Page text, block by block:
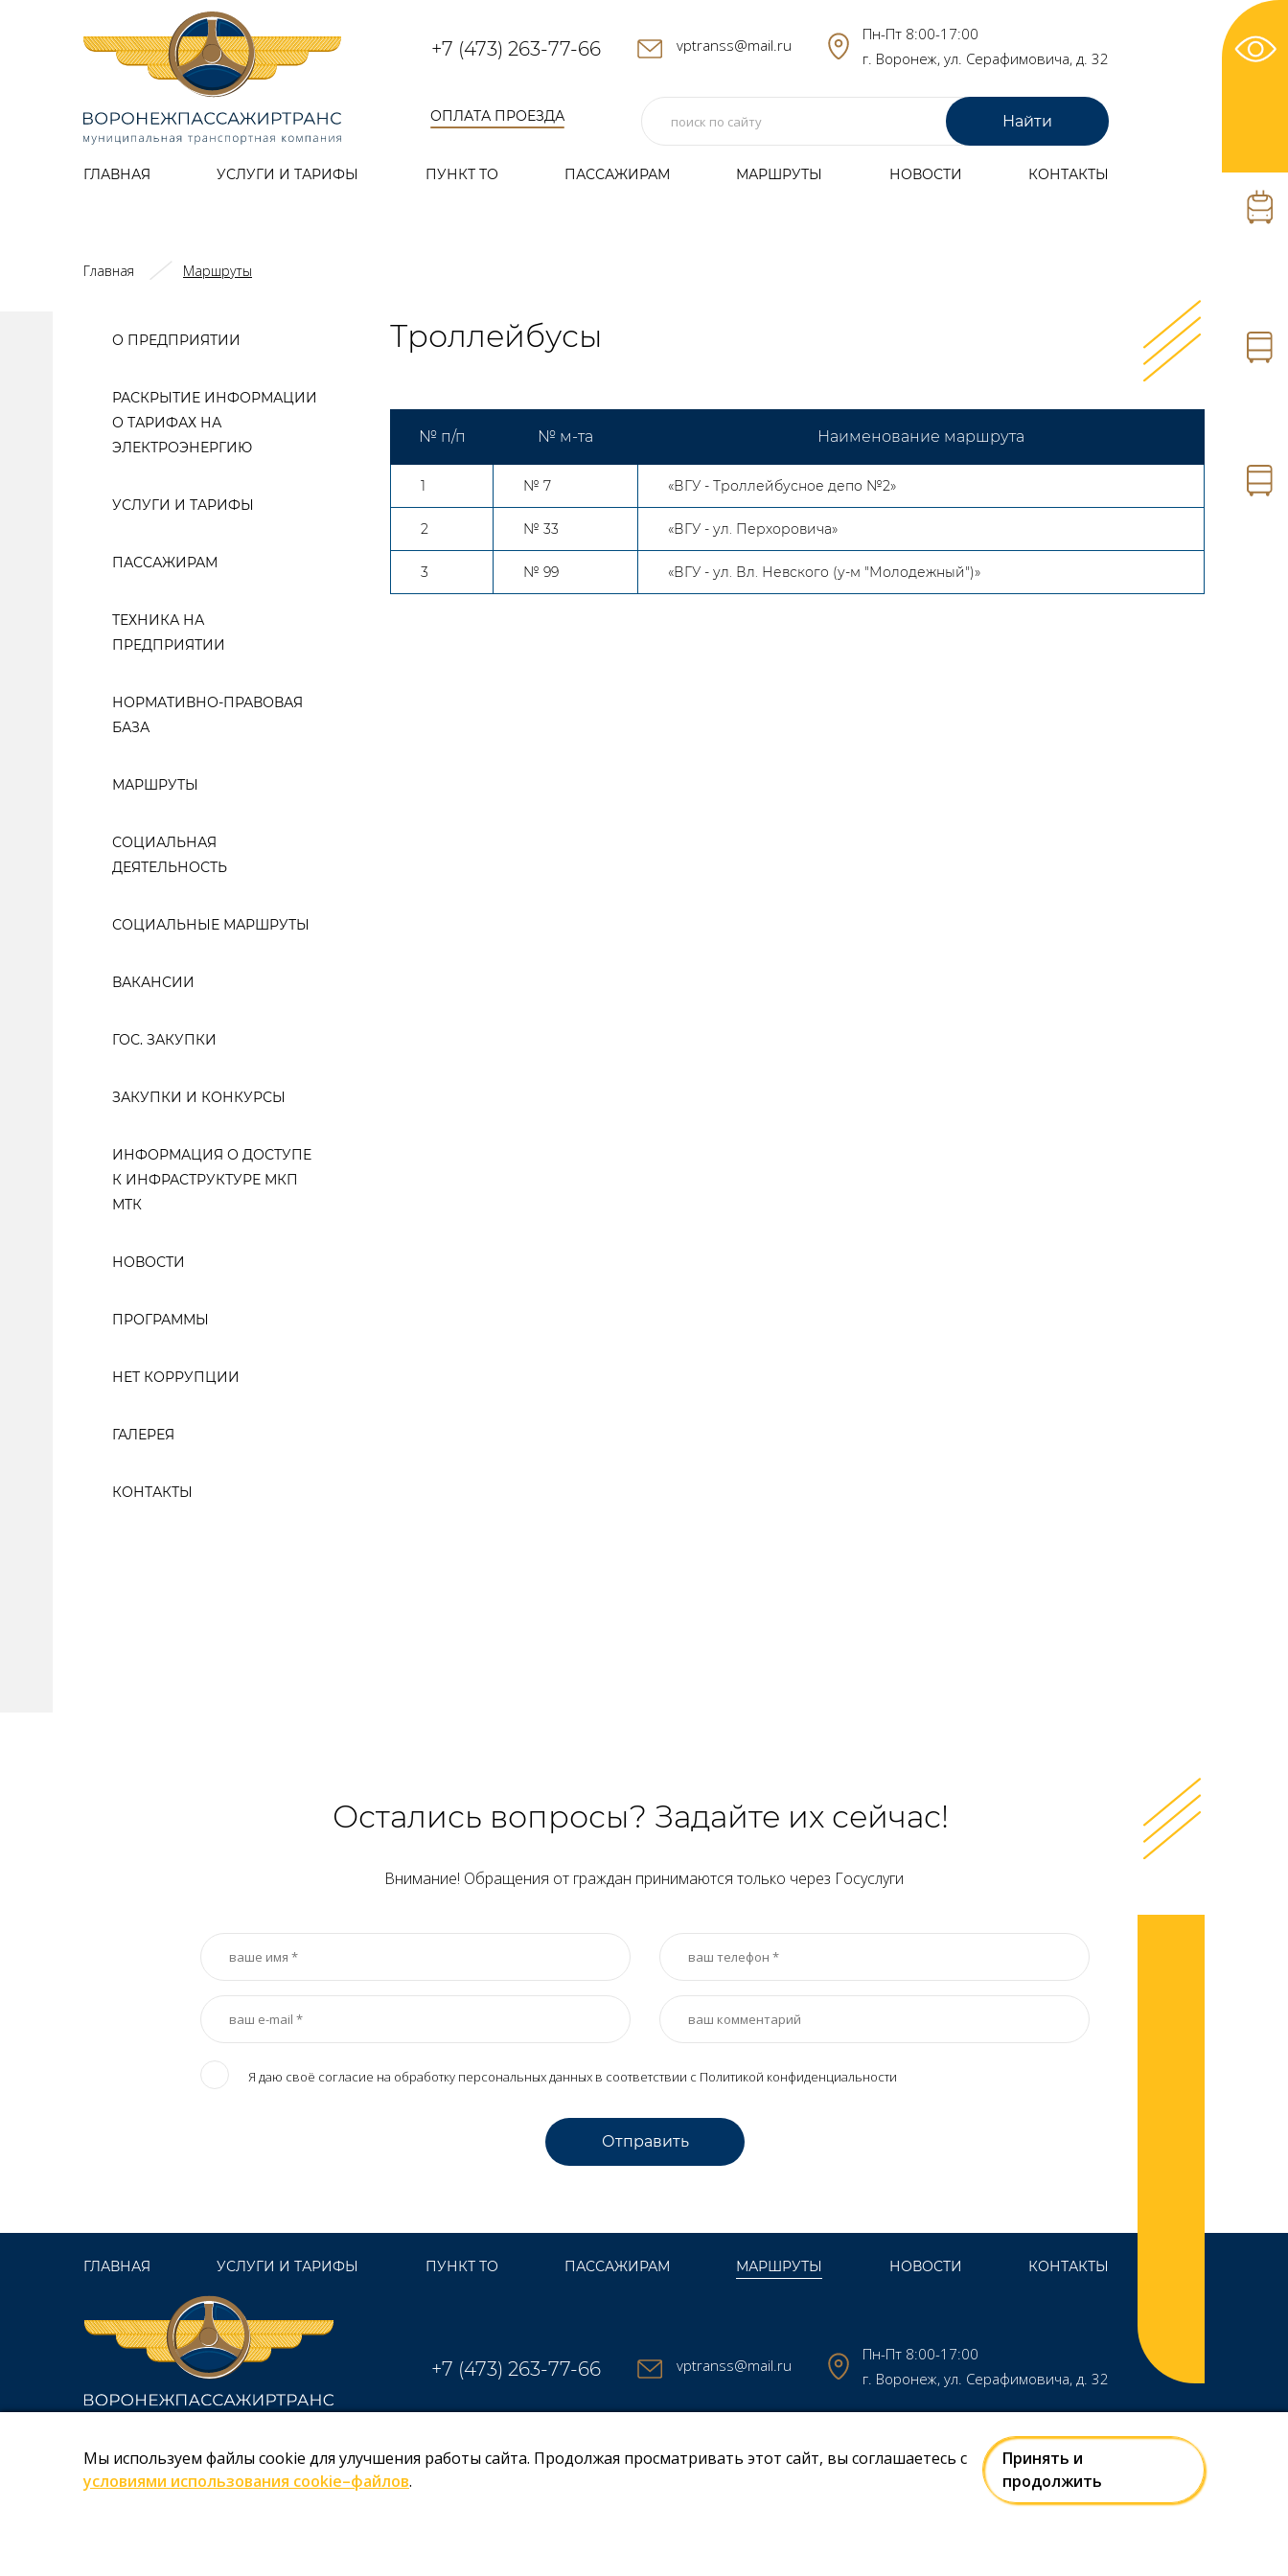
+7 (473) 263-77-66 vptranss@mail.ru
Пн-Пт 8:00-17:00
г. Воронеж, ул. Серафимовича, д. 32
ОПЛАТА ПРОЕЗДА
ГЛАВНАЯ УСЛУГИ И ТАРИФЫ ПУНКТ ТО ПАССАЖИРАМ МАРШРУТЫ НОВОСТИ КОНТАКТЫ
Главная Маршруты
О ПРЕДПРИЯТИИ
РАСКРЫТИЕ ИНФОРМАЦИИ
О ТАРИФАХ НА
ЭЛЕКТРОЭНЕРГИЮ
УСЛУГИ И ТАРИФЫ
ПАССАЖИРАМ
ТЕХНИКА НА
ПРЕДПРИЯТИИ
НОРМАТИВНО-ПРАВОВАЯ
БАЗА
МАРШРУТЫ
СОЦИАЛЬНАЯ
ДЕЯТЕЛЬНОСТЬ
СОЦИАЛЬНЫЕ МАРШРУТЫ
ВАКАНСИИ
ГОС. ЗАКУПКИ
ЗАКУПКИ И КОНКУРСЫ
ИНФОРМАЦИЯ О ДОСТУПЕ
К ИНФРАСТРУКТУРЕ МКП
МТК
НОВОСТИ
ПРОГРАММЫ
НЕТ КОРРУПЦИИ
ГАЛЕРЕЯ
КОНТАКТЫ
Троллейбусы
№ п/п № м-та Наименование маршрута
1 № 7 «ВГУ - Троллейбусное депо №2»
2 № 33 «ВГУ - ул. Перхоровича»
3 № 99 «ВГУ - ул. Вл. Невского (у-м "Молодежный")»
Остались вопросы? Задайте их сейчас!
Внимание! Обращения от граждан принимаются только через Госуслуги
Я даю своё согласие на обработку персональных данных в соответствии с Политикой конфиденциальности
ГЛАВНАЯ УСЛУГИ И ТАРИФЫ ПУНКТ ТО ПАССАЖИРАМ МАРШРУТЫ НОВОСТИ КОНТАКТЫ
+7 (473) 263-77-66 vptranss@mail.ru
Пн-Пт 8:00-17:00
г. Воронеж, ул. Серафимовича, д. 32
Copyright © МКП МТК «Воронежпассажиртранс» 2026
Создание и продвижение сайтов
Правила использования сайта
Политика в отношении обработки персональных данных
Мы используем файлы cookie для улучшения работы сайта. Продолжая просматривать этот сайт, вы соглашаетесь с
условиями использования cookie–файлов.
Принять и
продолжить